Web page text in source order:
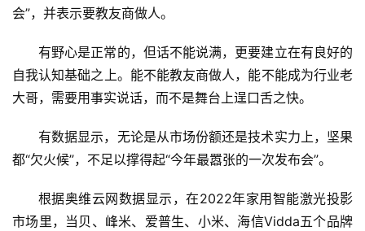
会”，并表示要教友商做人。
有野心是正常的，但话不能说满，更要建立在有良好的
自我认知基础之上。能不能教友商做人，能不能成为行业老
大哥，需要用事实说话，而不是舞台上逞口舌之快。
有数据显示，无论是从市场份额还是技术实力上，坚果
都“欠火候”，不足以撑得起“今年最嚣张的一次发布会”。
根据奥维云网数据显示，在2022年家用智能激光投影
市场里，当贝、峰米、爱普生、小米、海信Vidda五个品牌